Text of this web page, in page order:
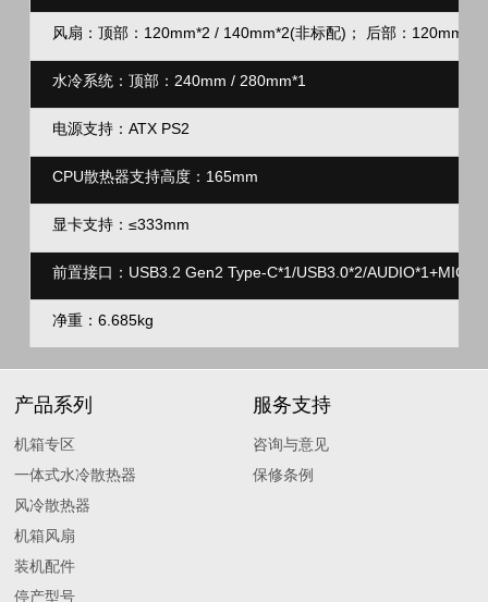
风扇：顶部：120mm*2 / 140mm*2(非标配)； 后部：
水冷系统：顶部：240mm / 280mm*1
电源支持：ATX PS2
CPU散热器支持高度：165mm
显卡支持：≤333mm
前置接口：USB3.2 Gen2 Type-C*1/USB3.0*2/
净重：6.685kg
产品系列
机箱专区
一体式水冷散热器
风冷散热器
机箱风扇
装机配件
停产型号
服务支持
咨询与意见
保修条例